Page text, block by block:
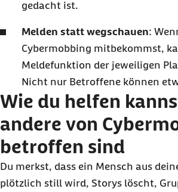
gedacht ist.
Melden statt wegschauen:
Cybermobbing mitbekommst,
Meldefunktion der jeweiligen
Nicht nur Betroffene können
Wie du helfen
andere von
betroffen sind
Du merkst, dass ein Mensch aus
plötzlich still wird, Storys löscht,